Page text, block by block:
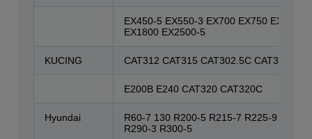
EX450-5 EX550-3 EX700 EX750
EX1800 EX2500-5
KUCING CAT312 CAT315 CAT302.5C CAT324D
E200B E240 CAT320 CAT320C
Hyundai
R60-7 130 R200-5 R215-7 R225-9
R290-3 R300-5